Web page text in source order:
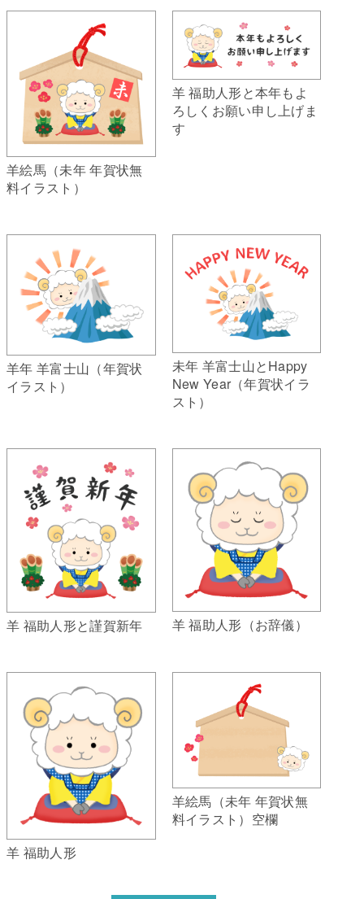
羊絵馬（未年 年賀状無
料イラスト）
羊 福助人形と本年もよ
ろしくお願い申し上げま
す
羊年 羊富士山（年賀状
イラスト）
未年 羊富士山とHappy
New Year（年賀状イラ
スト）
羊 福助人形と謹賀新年 羊 福助人形（お辞儀）
羊 福助人形
羊絵馬（未年 年賀状無
料イラスト）空欄